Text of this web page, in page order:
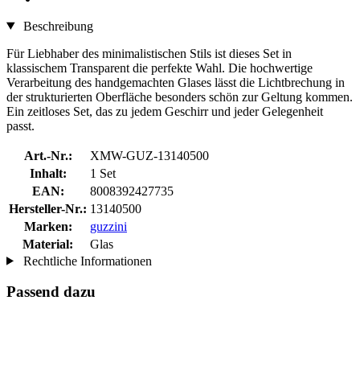
Beschreibung
Für Liebhaber des minimalistischen Stils ist dieses Set in
klassischem Transparent die perfekte Wahl. Die hochwertige
Verarbeitung des handgemachten Glases lässt die Lichtbrechung in
der strukturierten Oberfläche besonders schön zur Geltung kommen.
Ein zeitloses Set, das zu jedem Geschirr und jeder Gelegenheit
passt.
Art.-Nr.:
XMW-GUZ-13140500
Inhalt:
1 Set
EAN:
8008392427735
Hersteller-Nr.: 13140500
Marken:
guzzini
Material:
Glas
Rechtliche Informationen
Passend dazu